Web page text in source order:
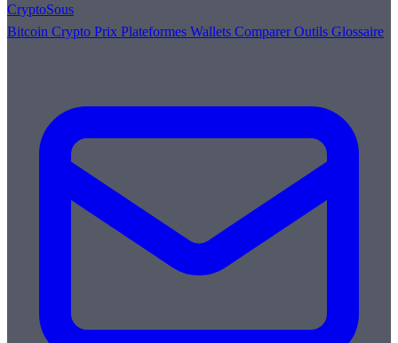
CryptoSous
Bitcoin Crypto Prix Plateformes Wallets ComparerOutils Glossaire